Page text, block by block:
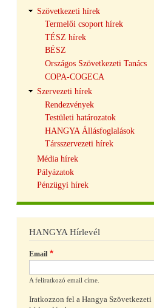
Szövetkezeti hírek
Termelői csoport hírek
TÉSZ hírek
BÉSZ
Országos Szövetkezeti Tanács
COPA-COGECA
Szervezeti hírek
Rendezvények
Testületi határozatok
HANGYA Állásfoglalások
Társszervezeti hírek
Média hírek
Pályázatok
Pénzügyi hírek
HANGYA Hírlevél
Email
A feliratkozó email címe.
Iratkozzon fel a Hangya Szövetkezeti